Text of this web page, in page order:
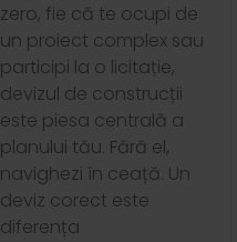
pierderile
zero, fie că te ocupi de
un proiect complex sau
participi la o licitație,
devizul de construcții
este piesa centrală a
planului tău. Fără el,
navighezi în ceață. Un
deviz corect este
diferența